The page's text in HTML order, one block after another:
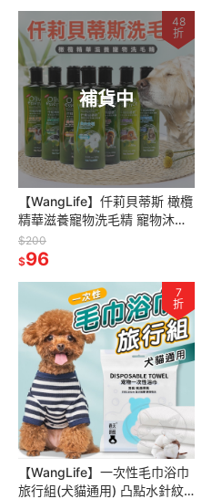
補貨中
48
折
【WangLife】仟莉貝蒂斯 橄欖
精華滋養寵物洗毛精 寵物沐浴
露 持久留香 美毛清潔 寵物用品
$200
$96
7
折
【WangLife】一次性毛巾浴巾
旅行組(犬貓通用) 凸點水針紋